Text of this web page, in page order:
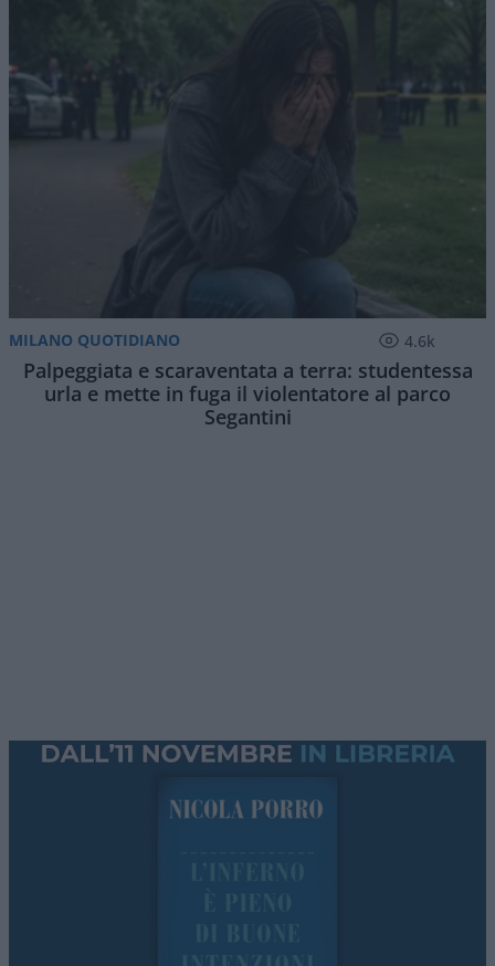
MILANO QUOTIDIANO 4.6k
Palpeggiata e scaraventata a terra: studentessa
urla e mette in fuga il violentatore al parco
Segantini